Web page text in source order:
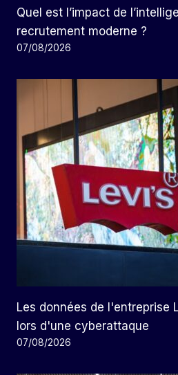
Quel est l’impact de
recrutement moderne ?
07/08/2026
Les données de l'entreprise
lors d'une cyberattaque
07/08/2026